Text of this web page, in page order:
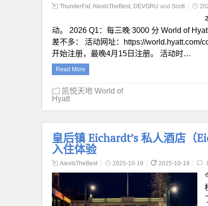
ThunderFat,AlexIsTheBest, DEVGRU and Scott
动。 2026 Q1：每三晚 3000 分 World of
差不多： 活动网址：https://world.hyatt.com/
开始注册，最晚4月15日注册。 活动时…
Read More
凯悦天地 World of
Hyatt
皇后镇 Eichardt’s 私人酒店（
入住体验
AlexIsTheBest 2025-10-19 2025-10-19